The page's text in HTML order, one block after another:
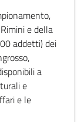
e della
addetti) dei
a
e
e le